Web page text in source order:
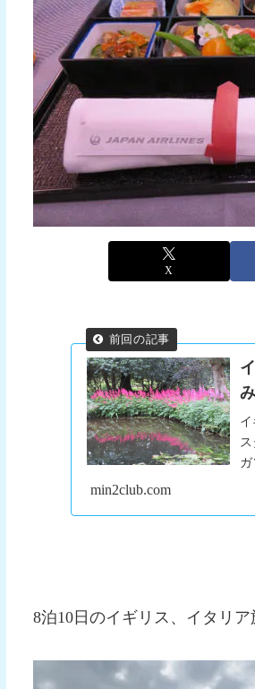
X
min2club.com
8泊10日のイギリス、イタリ